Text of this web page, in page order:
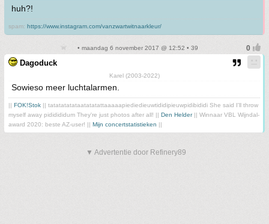
huh?!
spam: https://www.instagram.com/vanzwartwitnaarkleur/
• maandag 6 november 2017 @ 12:52 • 39
Dagoduck
Karel (2003-2022)
Sowieso meer luchtalarmen.
|| FOK!Stok || tatatatatataatatatattaaaaapiediedieuwtididipieuwpidibididi She said I'll throw
myself away pididididum They're just photos after all! || Den Helder|| Winnaar VBL Wijndal-
award 2020: beste AZ-user! || Mijn concertstatistieken ||
▼ Advertentie door Refinery89